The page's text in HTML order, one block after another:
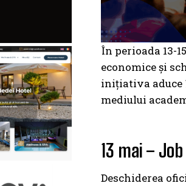
În perioada 13-
economice și
inițiativa aduce
mediului
13 mai –
Deschiderea